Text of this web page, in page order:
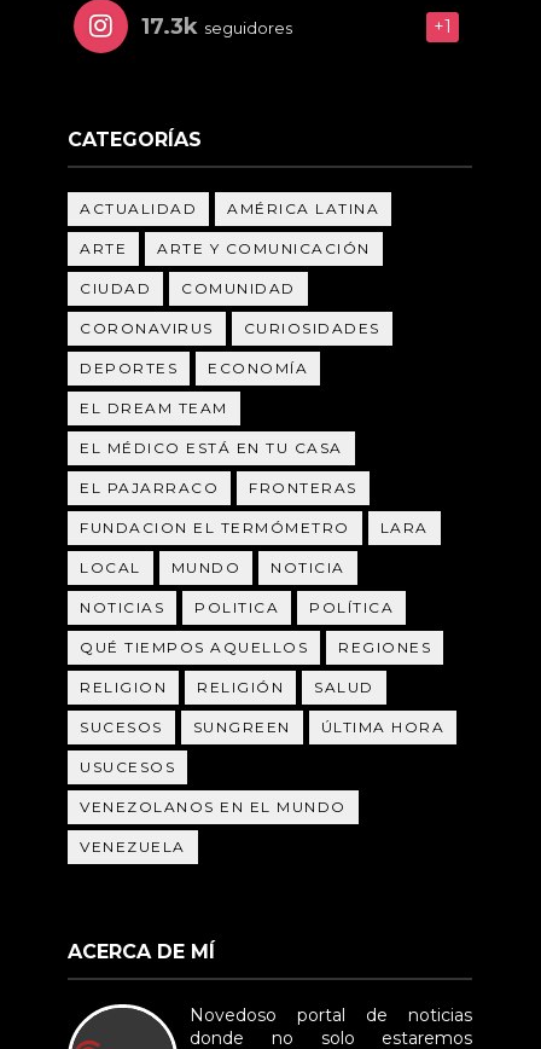
17.3k seguidores +1
CATEGORÍAS
ACTUALIDAD AMÉRICA LATINA
ARTE ARTE Y COMUNICACIÓN
CIUDAD COMUNIDAD
CORONAVIRUS CURIOSIDADES
DEPORTES ECONOMÍA
EL DREAM TEAM
EL MÉDICO ESTÁ EN TU CASA
EL PAJARRACO FRONTERAS
FUNDACION EL TERMÓMETRO LARA
LOCAL MUNDO NOTICIA
NOTICIAS POLITICA POLÍTICA
QUÉ TIEMPOS AQUELLOS REGIONES
RELIGION RELIGIÓN SALUD
SUCESOS SUNGREEN ÚLTIMA HORA
USUCESOS
VENEZOLANOS EN EL MUNDO
VENEZUELA
ACERCA DE MÍ
Novedoso portal de noticias
donde no solo estaremos